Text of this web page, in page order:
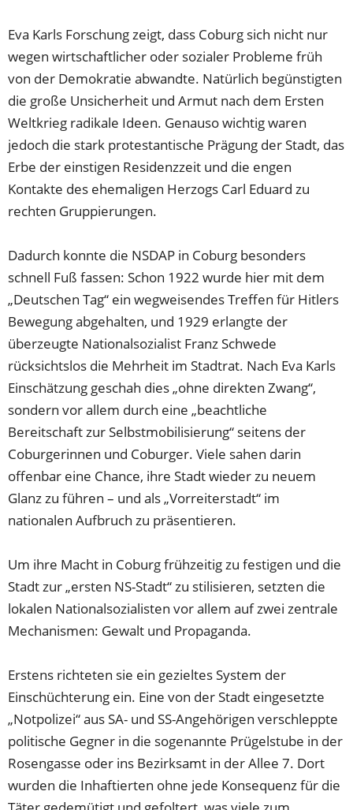
Eva Karls Forschung zeigt, dass Coburg sich nicht nur
wegen wirtschaftlicher oder sozialer Probleme früh
von der Demokratie abwandte. Natürlich begünstigten
die große Unsicherheit und Armut nach dem Ersten
Weltkrieg radikale Ideen. Genauso wichtig waren
jedoch die stark protestantische Prägung der Stadt, das
Erbe der einstigen Residenzzeit und die engen
Kontakte des ehemaligen Herzogs Carl Eduard zu
rechten Gruppierungen.
Dadurch konnte die NSDAP in Coburg besonders
schnell Fuß fassen: Schon 1922 wurde hier mit dem
„Deutschen Tag“ ein wegweisendes Treffen für Hitlers
Bewegung abgehalten, und 1929 erlangte der
überzeugte Nationalsozialist Franz Schwede
rücksichtslos die Mehrheit im Stadtrat. Nach Eva Karls
Einschätzung geschah dies „ohne direkten Zwang“,
sondern vor allem durch eine „beachtliche
Bereitschaft zur Selbstmobilisierung“ seitens der
Coburgerinnen und Coburger. Viele sahen darin
offenbar eine Chance, ihre Stadt wieder zu neuem
Glanz zu führen – und als „Vorreiterstadt“ im
nationalen Aufbruch zu präsentieren.
Um ihre Macht in Coburg frühzeitig zu festigen und die
Stadt zur „ersten NS-Stadt“ zu stilisieren, setzten die
lokalen Nationalsozialisten vor allem auf zwei zentrale
Mechanismen: Gewalt und Propaganda.
Erstens richteten sie ein gezieltes System der
Einschüchterung ein. Eine von der Stadt eingesetzte
„Notpolizei“ aus SA- und SS-Angehörigen verschleppte
politische Gegner in die sogenannte Prügelstube in der
Rosengasse oder ins Bezirksamt in der Allee 7. Dort
wurden die Inhaftierten ohne jede Konsequenz für die